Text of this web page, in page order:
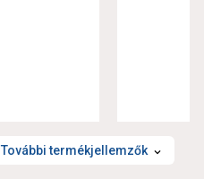
További termékjellemzők